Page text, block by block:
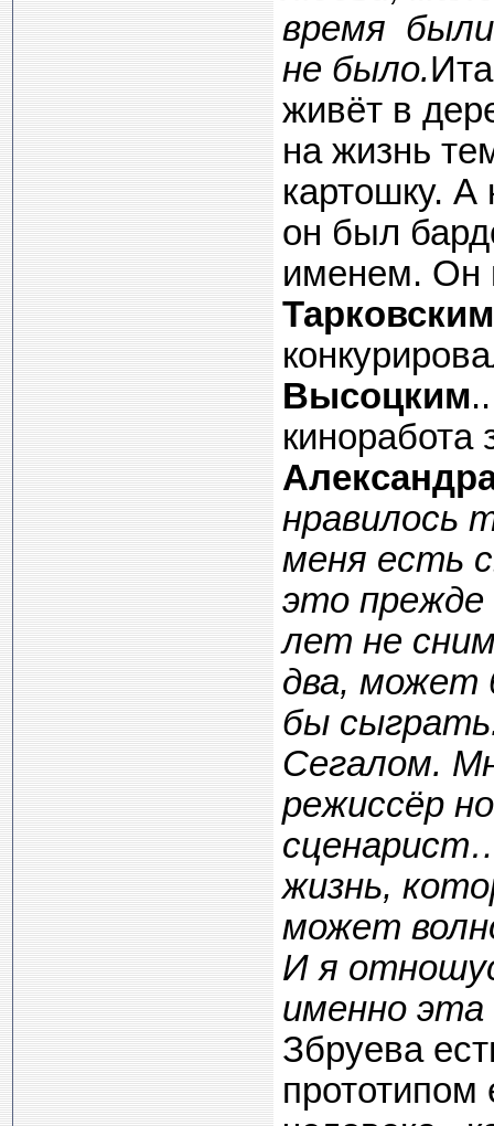
время
не было.
живёт в
на жизнь
картошку. А
он был
именем. Он
Тарковским
Высоцким
киноработа
нравилось
меня есть
это
лет не
два, может
бы
Сегалом.
режиссёр
жизнь,
может
И я
именно
Збруева
прототипом